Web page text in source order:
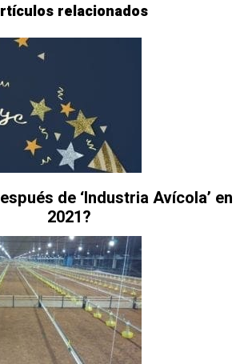
relacionados
de ‘Industria Avícola’ en
2021?